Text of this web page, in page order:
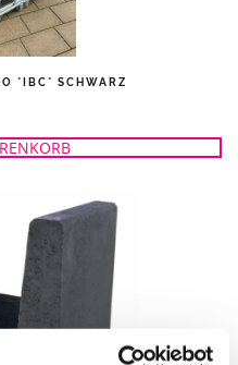
*IBC* SCHWARZ